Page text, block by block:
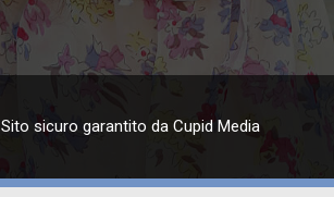
Sito sicuro garantito da Cupid Media